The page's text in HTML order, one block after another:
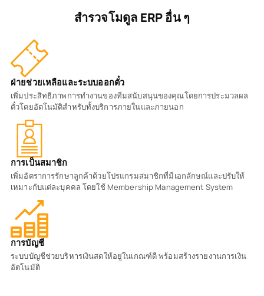
สำรวจโมดูล ERP อื่น ๆ
ฝ่ายช่วยเหลือและระบบออกตั๋ว
เพิ่มประสิทธิภาพการทำงานของทีมสนับสนุนของคุณโดยการประมวลผล
ตั๋วโดยอัตโนมัติสำหรับทั้งบริการภายในและภายนอก
การเป็นสมาชิก
เพิ่มอัตราการรักษาลูกค้าด้วยโปรแกรมสมาชิกที่มีเอกลักษณ์และปรับให้
เหมาะกับแต่ละบุคคล โดยใช้ Membership Management System
การบัญชี
ระบบบัญชีช่วยบริหารเงินสดให้อยู่ในเกณฑ์ดี พร้อมสร้างรายงานการเงิน
อัตโนมัติ